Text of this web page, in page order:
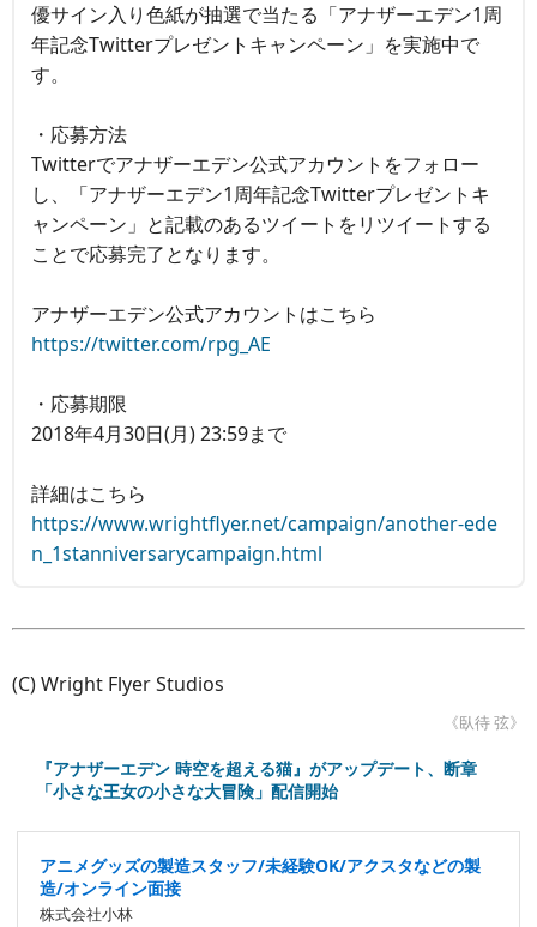
優サイン入り色紙が抽選で当たる「アナザーエデン1周
年記念Twitterプレゼントキャンペーン」を実施中で
す。
・応募方法
Twitterでアナザーエデン公式アカウントをフォロー
し、「アナザーエデン1周年記念Twitterプレゼントキ
ャンペーン」と記載のあるツイートをリツイートする
ことで応募完了となります。
アナザーエデン公式アカウントはこちら
https://twitter.com/rpg_AE
・応募期限
2018年4月30日(月) 23:59まで
詳細はこちら
https://www.wrightflyer.net/campaign/another-ede
n_1stanniversarycampaign.html
(C) Wright Flyer Studios
《臥待 弦》
『アナザーエデン 時空を超える猫』がアップデート、断章
「小さな王女の小さな大冒険」配信開始
アニメグッズの製造スタッフ/未経験OK/アクスタなどの製
造/オンライン面接
株式会社小林